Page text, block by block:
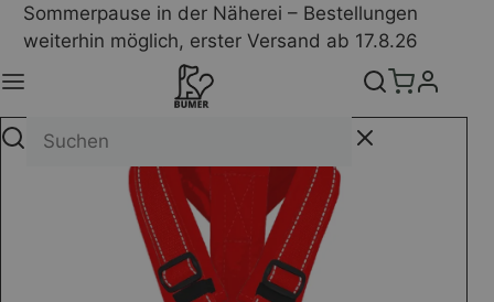
Sommerpause in der Näherei – Bestellungen
weiterhin möglich, erster Versand ab 17.8.26